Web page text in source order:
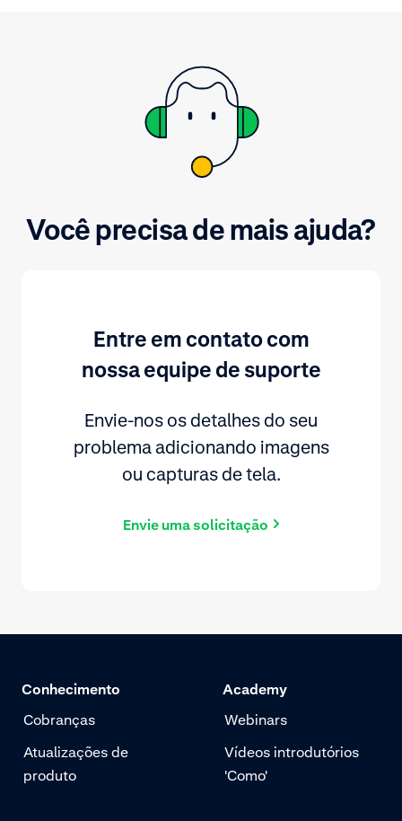
principais métodos de pagamento,
Você precisa de mais ajuda?
Entre em contato com
nossa equipe de suporte
Envie-nos os detalhes do seu
problema adicionando imagens
ou capturas de tela.
Envie uma solicitação
Conhecimento
Cobranças
Atualizações de
produto
Academy
Webinars
Vídeos introdutórios
'Como'